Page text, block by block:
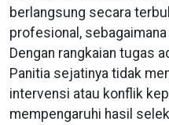
berlangsung secara
profesional,
Dengan rangkaian tugas
Panitia sejatinya tidak
intervensi atau konflik
mempengaruhi hasil